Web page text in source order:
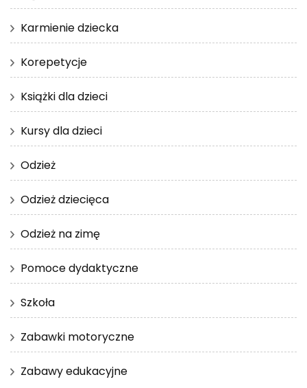
Karmienie dziecka
Korepetycje
Książki dla dzieci
Kursy dla dzieci
Odzież
Odzież dziecięca
Odzież na zimę
Pomoce dydaktyczne
Szkoła
Zabawki motoryczne
Zabawy edukacyjne